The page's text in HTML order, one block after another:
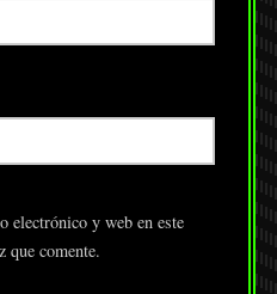
electrónico y web en este
que comente.